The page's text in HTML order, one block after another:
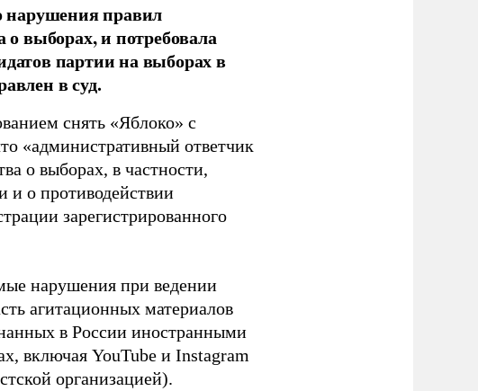
нарушения правил
о выборах, и потребовала
партии на выборах в
в суд.
снять «Яблоко» с
«административный ответчик
о выборах, в частности,
и о противодействии
зарегистрированного
нарушения при ведении
агитационных материалов
в России иностранными
включая YouTube и Instagram
организацией).